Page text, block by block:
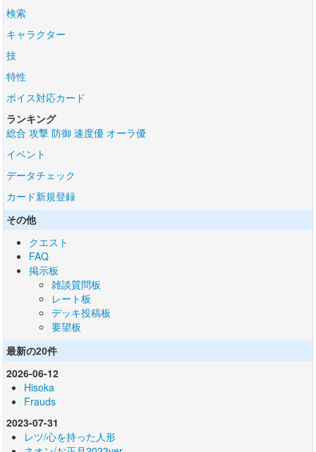
検索
キャラクター
技
特性
ボイス対応カード
ランキング
総合 攻撃 防御 速度優 オーラ優
イベント
データチェック
カード新規登録
その他
クエスト
FAQ
掲示板
雑談質問板
レート板
デッキ投稿板
要望板
最新の20件
2026-06-12
Hisoka
Frauds
2023-07-31
レツ/心を持った人形